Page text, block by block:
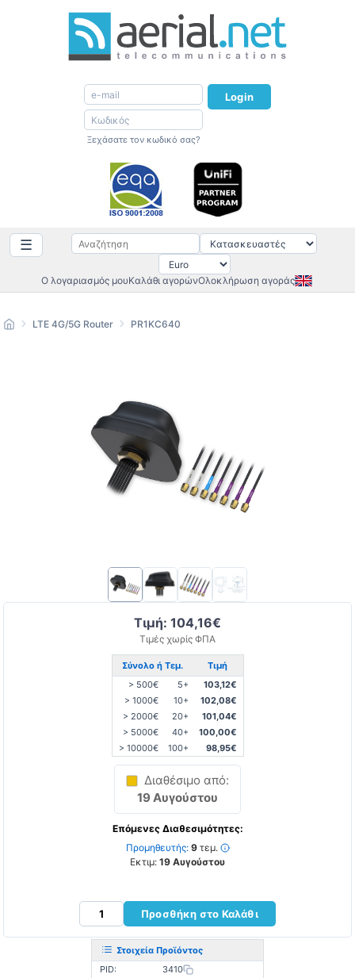
Login
Ξεχάσατε τον κωδικό σας?
☰
Ο λογαριασμός μουΚαλάθι αγορώνΟλοκλήρωση αγοράς
Τιμή: 104,16€
Τιμές χωρίς ΦΠΑ
Σύνολο ή Τεμ.
Τιμή
> 500€
5+
103,12€
> 1000€
10+
102,08€
> 2000€
20+
101,04€
> 5000€
40+
100,00€
> 10000€
100+ 98,95€
Διαθέσιμο από:
19 Αυγούστου
Επόμενες Διαθεσιμότητες:
Προμηθευτής: 9τεμ.
Εκτιμ: 19 Αυγούστου
Προσθήκη στο Καλάθι
Στοιχεία Προϊόντος
PID:
3410
LTE 4G/5G Router PR1KC640